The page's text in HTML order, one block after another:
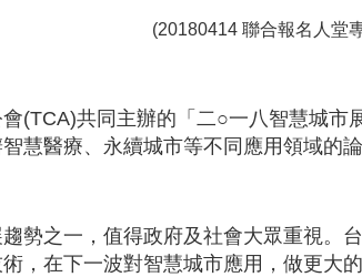
(20180414 聯合報名人堂
(TCA)共同主辦的「二○一八智慧城
慧醫療、永續城市等不同應用領域的
勢之一，值得政府及社會大眾重視。
，在下一波對智慧城市應用，做更大的